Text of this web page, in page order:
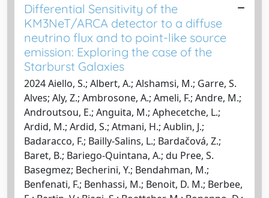
Differential Sensitivity of the
KM3NeT/ARCA detector to a diffuse
neutrino flux and to point-like source
emission: Exploring the case of the
Starburst Galaxies
2024 Aiello, S.; Albert, A.; Alshamsi, M.; Garre, S.
Alves; Aly, Z.; Ambrosone, A.; Ameli, F.; Andre, M.;
Androutsou, E.; Anguita, M.; Aphecetche, L.;
Ardid, M.; Ardid, S.; Atmani, H.; Aublin, J.;
Badaracco, F.; Bailly-Salins, L.; Bardačová, Z.;
Baret, B.; Bariego-Quintana, A.; du Pree, S.
Basegmez; Becherini, Y.; Bendahman, M.;
Benfenati, F.; Benhassi, M.; Benoit, D. M.; Berbee,